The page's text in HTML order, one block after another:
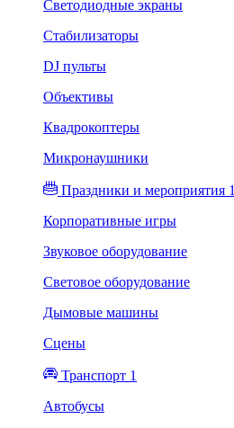
Светодиодные экраны
Стабилизаторы
DJ пульты
Объективы
Квадрокоптеры
Микронаушники
Праздники и мероприятия 1
Корпоративные игры
Звуковое оборудование
Световое оборудование
Дымовые машины
Сцены
Транспорт 1
Автобусы